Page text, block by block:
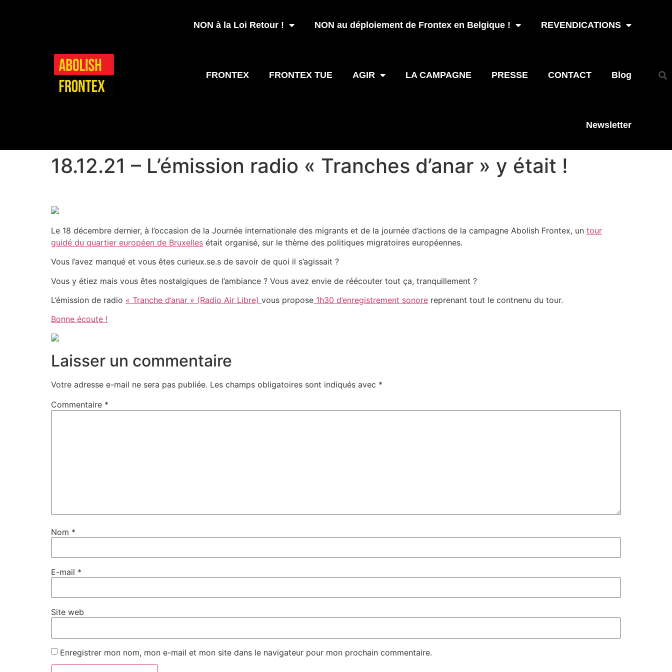
NON à la Loi Retour ! NON au déploiement de Frontex en Belgique ! REVENDICATIONS
FRONTEX FRONTEX TUE AGIR LA CAMPAGNE PRESSE CONTACT Blog
Newsletter
18.12.21 – L’émission radio « Tranches d’anar » y était !
Le 18 décembre dernier, à l’occasion de la Journée internationale des migrants et de la journée d’actions de la campagne Abolish Frontex, un tour
guidé du quartier européen de Bruxelles était organisé, sur le thème des politiques migratoires européennes.
Vous l’avez manqué et vous êtes curieux.se.s de savoir de quoi il s’agissait ?
Vous y étiez mais vous êtes nostalgiques de l’ambiance ? Vous avez envie de réécouter tout ça, tranquillement ?
L’émission de radio « Tranche d’anar » (Radio Air Libre) vous propose 1h30 d’enregistrement sonore reprenant tout le contnenu du tour.
Bonne écoute !
Laisser un commentaire
Votre adresse e-mail ne sera pas publiée. Les champs obligatoires sont indiqués avec *
Commentaire *
Nom *
E-mail *
Site web
Enregistrer mon nom, mon e-mail et mon site dans le navigateur pour mon prochain commentaire.